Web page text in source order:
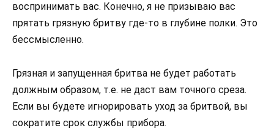
воспринимать вас. Конечно, я не призываю вас
прятать грязную бритву где-то в глубине полки. Это
бессмысленно.
Грязная и запущенная бритва не будет работать
должным образом, т.е. не даст вам точного среза.
Если вы будете игнорировать уход за бритвой, вы
сократите срок службы прибора.